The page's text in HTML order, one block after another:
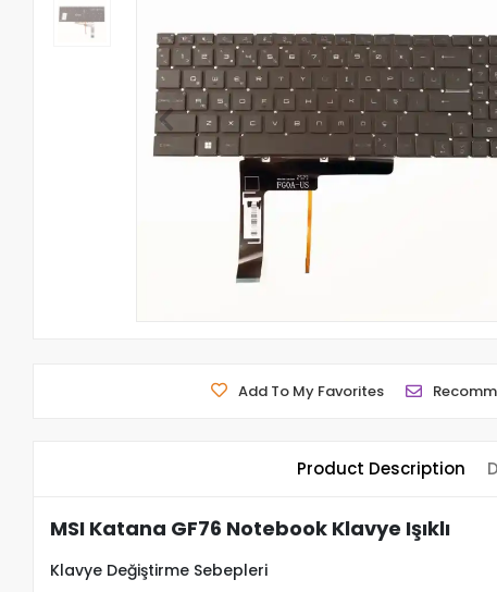
Add To My Favorites
Product Description
MSI Katana GF76 Notebook Klavye Işıklı
Klavye Değiştirme Sebepleri